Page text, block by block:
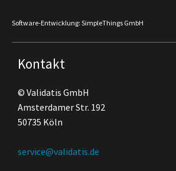
Software-Entwicklung: SimpleThings GmbH
Kontakt
© Validatis GmbH
Amsterdamer Str. 192
50735 Köln
service@validatis.de